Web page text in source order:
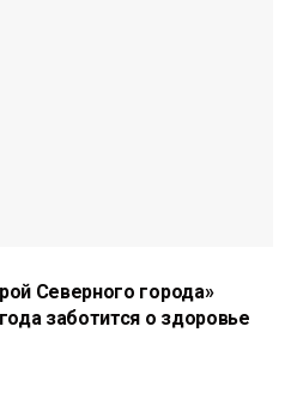
Северного города»
заботится о здоровье